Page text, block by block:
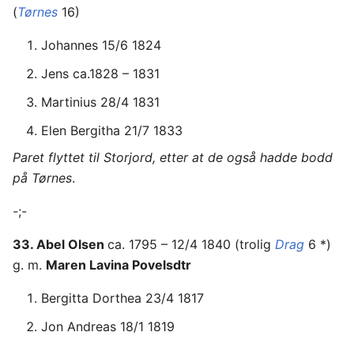
(Tørnes 16)
Johannes 15/6 1824
Jens ca.1828 – 1831
Martinius 28/4 1831
Elen Bergitha 21/7 1833
Paret flyttet til Storjord, etter at de også hadde bodd
på Tørnes.
-;-
33. Abel Olsen ca. 1795 – 12/4 1840 (trolig Drag 6 *)
g. m. Maren Lavina Povelsdtr
Bergitta Dorthea 23/4 1817
Jon Andreas 18/1 1819